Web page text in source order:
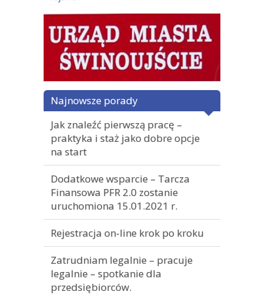
Najnowsze porady
Jak znaleźć pierwszą pracę –
praktyka i staż jako dobre opcje
na start
Dodatkowe wsparcie – Tarcza
Finansowa PFR 2.0 zostanie
uruchomiona 15.01.2021 r.
Rejestracja on-line krok po kroku
Zatrudniam legalnie – pracuje
legalnie – spotkanie dla
przedsiębiorców.